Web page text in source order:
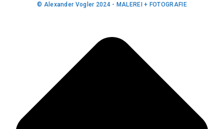
© Alexander Vogler 2024 - MALEREI + FOTOGRAFIE